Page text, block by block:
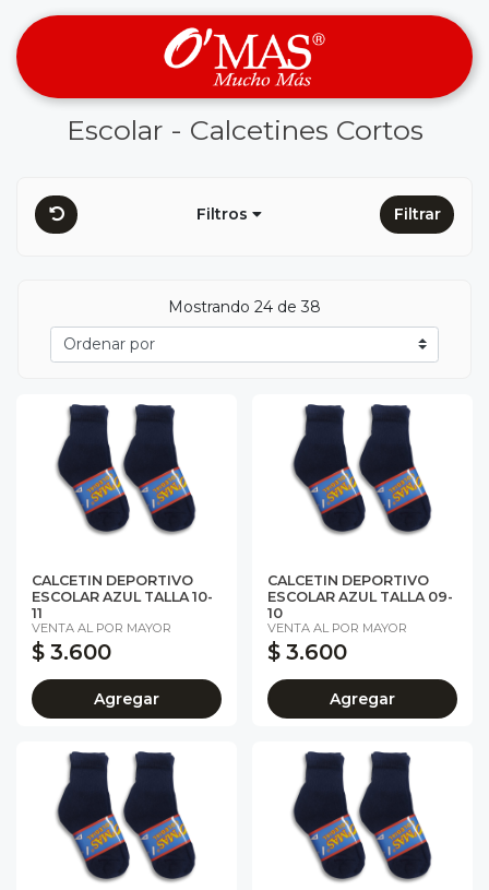
Escolar - Calcetines Cortos
Filtros Filtrar
Mostrando 24 de 38
CALCETIN DEPORTIVO
ESCOLAR AZUL TALLA 10-
11
VENTA AL POR MAYOR
$ 3.600
Agregar
CALCETIN DEPORTIVO
ESCOLAR AZUL TALLA 09-
10
VENTA AL POR MAYOR
$ 3.600
Agregar